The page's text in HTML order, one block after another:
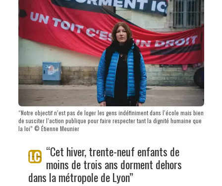
“Notre objectif n’est pas de loger les gens indéfiniment dans l’école mais bien
de susciter l’action publique pour faire respecter tant la dignité humaine que
la loi” © Étienne Meunier
“Cet hiver, trente-neuf enfants de
moins de trois ans dorment dehors
dans la métropole de Lyon”